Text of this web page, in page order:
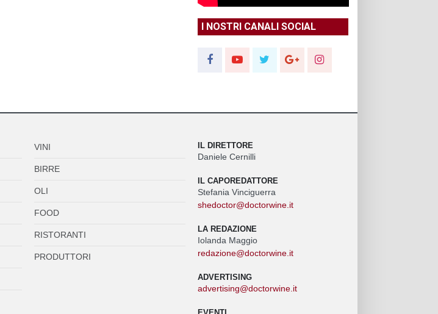
I NOSTRI CANALI SOCIAL
VINI
BIRRE
OLI
FOOD
RISTORANTI
PRODUTTORI
IL DIRETTORE
Daniele Cernilli
IL CAPOREDATTORE
Stefania Vinciguerra
shedoctor@doctorwine.it
LA REDAZIONE
Iolanda Maggio
redazione@doctorwine.it
ADVERTISING
advertising@doctorwine.it